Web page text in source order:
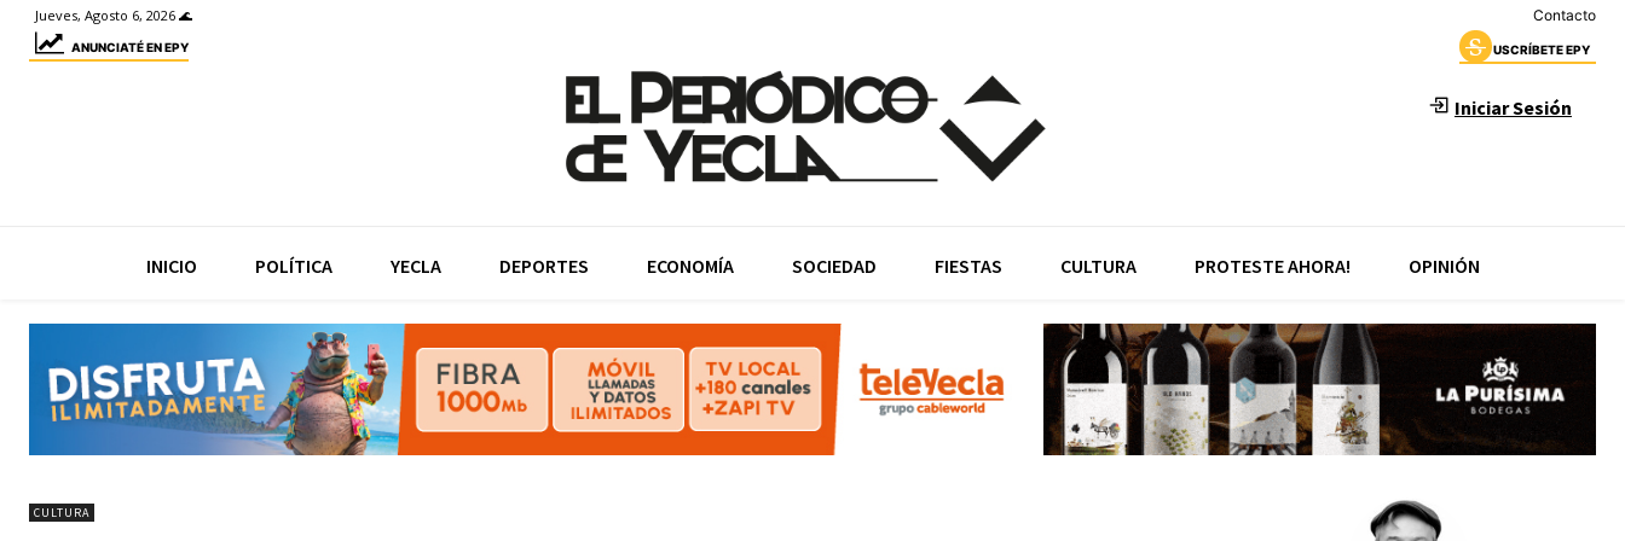
Jueves, Agosto 6, 2026 🌊 Contacto
ANUNCIATÉ EN EPY USCRÍBETE EPY
Iniciar Sesión
INICIO POLÍTICA YECLA DEPORTES ECONOMÍA SOCIEDAD FIESTAS CULTURA PROTESTE AHORA! OPINIÓN
CULTURA